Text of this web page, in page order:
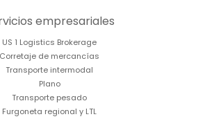
empresariales
US 1 Logistics Brokerage
Corretaje de mercancías
Transporte intermodal
Plano
Transporte pesado
Furgoneta regional y LTL